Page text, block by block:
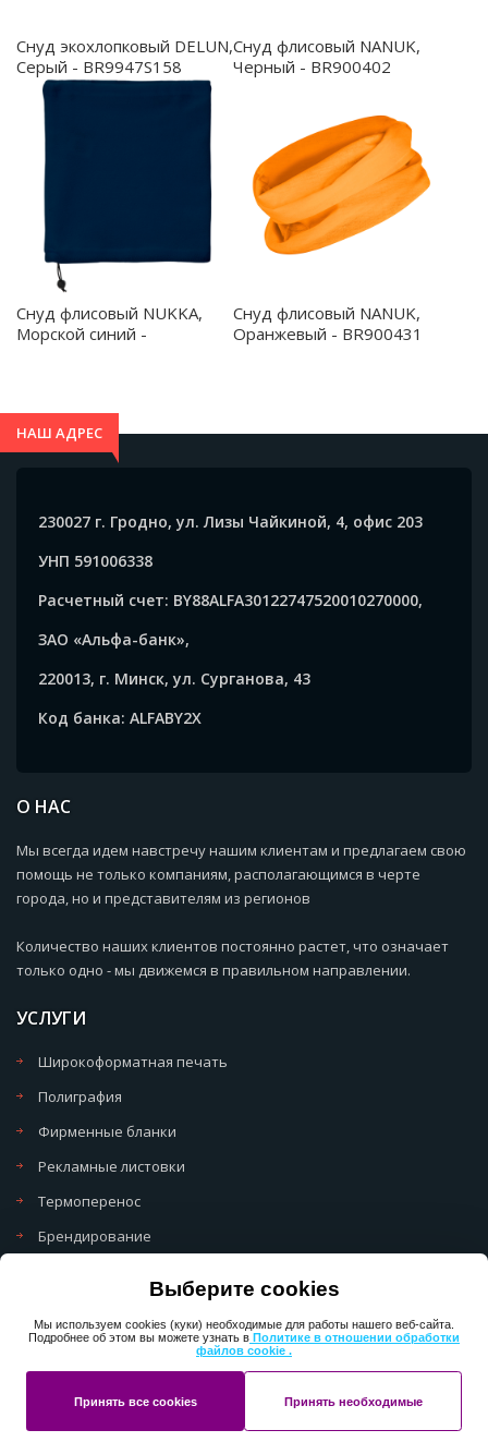
Выберите cookies
Мы используем cookies (куки) необходимые для работы нашего веб-сайта.
Подробнее об этом вы можете узнать в Политике в отношении обработки
файлов cookie .
Принять все cookies Принять необходимые
Снуд экохлопковый DELUN,
Серый - BR9947S158
Снуд флисовый NANUK,
Черный - BR900402
Снуд флисовый NUKKA,
Морской синий -
Снуд флисовый NANUK,
Оранжевый - BR900431
НАШ АДРЕС
230027 г. Гродно, ул. Лизы Чайкиной, 4, офис 203
УНП 591006338
Расчетный счет: BY88ALFA30122747520010270000,
ЗАО «Альфа-банк»,
220013, г. Минск, ул. Сурганова, 43
Код банка: ALFABY2X
О НАС
Мы всегда идем навстречу нашим клиентам и предлагаем свою
помощь не только компаниям, располагающимся в черте
города, но и представителям из регионов
Количество наших клиентов постоянно растет, что означает
только одно - мы движемся в правильном направлении.
УСЛУГИ
Широкоформатная печать
Полиграфия
Фирменные бланки
Рекламные листовки
Термоперенос
Брендирование
Политика обработки персональных данных